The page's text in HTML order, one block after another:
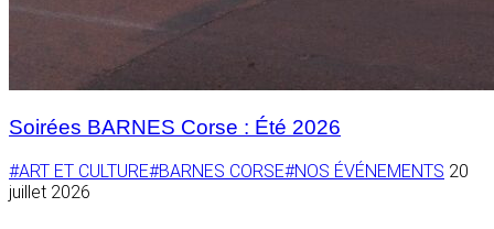
Soirées BARNES Corse : Été 2026
#ART ET CULTURE#BARNES CORSE#NOS ÉVÉNEMENTS 20
juillet 2026